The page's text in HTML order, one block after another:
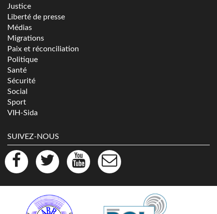
Justice
Liberté de presse
Médias
Migrations
Paix et réconciliation
Politique
Santé
Sécurité
Social
Sport
VIH-Sida
SUIVEZ-NOUS